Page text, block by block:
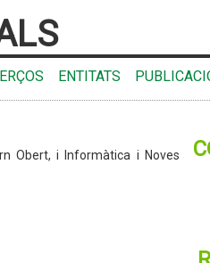
ENTITATS
Obert, i Informàtica i Noves